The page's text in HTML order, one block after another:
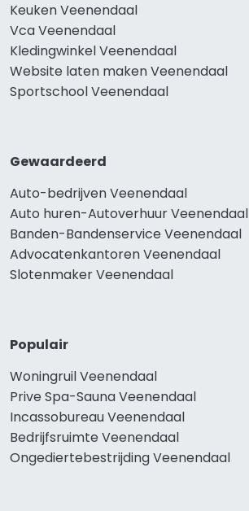
Keuken Veenendaal
Vca Veenendaal
Kledingwinkel Veenendaal
Website laten maken Veenendaal
Sportschool Veenendaal
Gewaardeerd
Auto-bedrijven Veenendaal
Auto huren-Autoverhuur Veenendaal
Banden-Bandenservice Veenendaal
Advocatenkantoren Veenendaal
Slotenmaker Veenendaal
Populair
Woningruil Veenendaal
Prive Spa-Sauna Veenendaal
Incassobureau Veenendaal
Bedrijfsruimte Veenendaal
Ongediertebestrijding Veenendaal